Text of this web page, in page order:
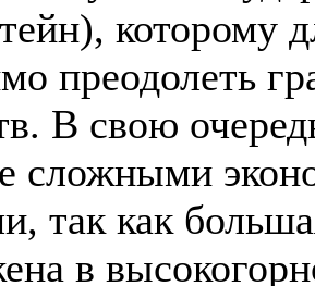
которому
преодолеть
В свою
сложными
так как
в